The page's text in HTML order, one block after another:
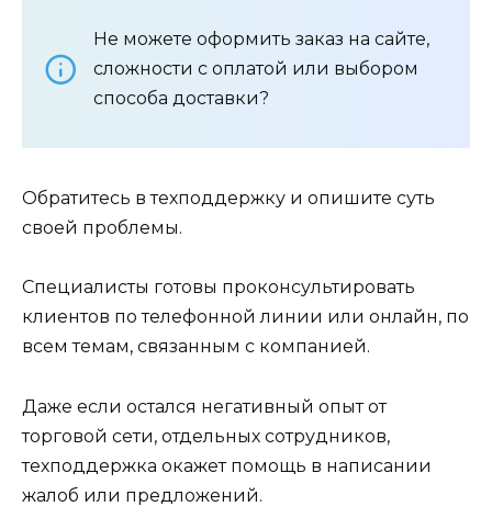
Не можете оформить заказ на сайте,
сложности с оплатой или выбором
способа доставки?
Обратитесь в техподдержку и опишите суть
своей проблемы.
Специалисты готовы проконсультировать
клиентов по телефонной линии или онлайн, по
всем темам, связанным с компанией.
Даже если остался негативный опыт от
торговой сети, отдельных сотрудников,
техподдержка окажет помощь в написании
жалоб или предложений.